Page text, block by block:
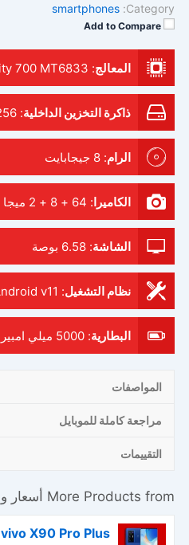
Category:
smartphones
Add to Compare
المعالج:
700 MT6833
ذاكرة التخزين الداخلية: 256 جيجا بايت +
الرام: 8 جيجابايت
الكاميرا : 64 + 8 + 2 ميجا بيكسل
الشاشة: 6.58 بوصة
نظام التشغيل:
v11
البطارية: 5000 ميلي امبير
المواصفات
مراجعة كاملة للموبايل
التقييمات
More Products from أسعار
vivo X90 Pro Plus